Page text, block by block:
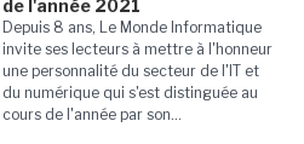
de l'année 2021
Depuis 8 ans, Le Monde Informatique
invite ses lecteurs à mettre à l'honneur
une personnalité du secteur de l'IT et
du numérique qui s'est distinguée au
cours de l'année par son...